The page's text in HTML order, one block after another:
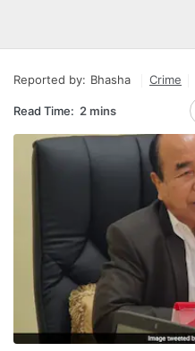
Reported by: Bhasha Crime
Read Time: 2 mins